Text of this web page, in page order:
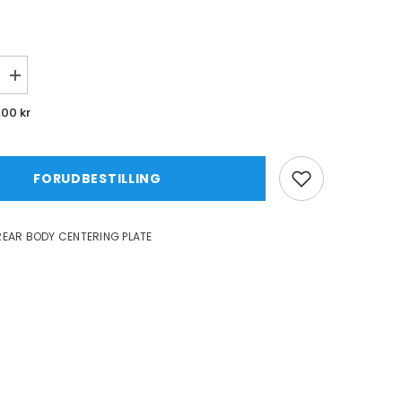
Øg
mængde
for
PLATE
kr
FORUDBESTILLING
BODY CENTERING PLATE